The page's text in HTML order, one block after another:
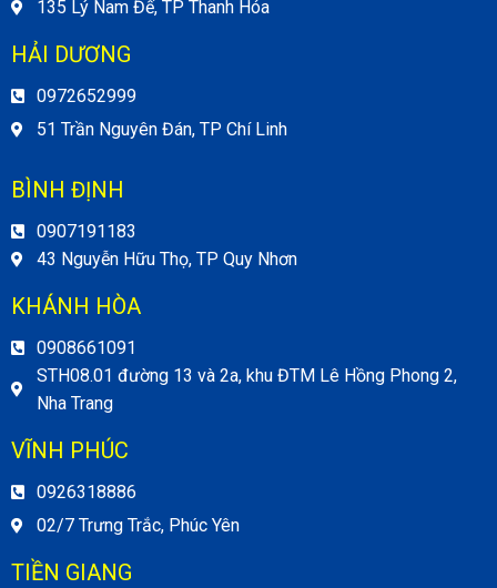
135 Lý Nam Đế, TP Thanh Hóa
HẢI DƯƠNG
0972652999
51 Trần Nguyên Đán, TP Chí Linh
BÌNH ĐỊNH
0907191183
43 Nguyễn Hữu Thọ, TP Quy Nhơn
KHÁNH HÒA
0908661091
STH08.01 đường 13 và 2a, khu ĐTM Lê Hồng Phong 2,
Nha Trang
VĨNH PHÚC
0926318886
02/7 Trưng Trắc, Phúc Yên
TIỀN GIANG